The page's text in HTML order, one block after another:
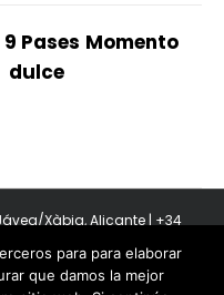
9 Pases Momento
dulce
Xàbia, Alicante | +34
| All Rights Reserved |
by Insertcom
para para elaborar
que damos la mejor